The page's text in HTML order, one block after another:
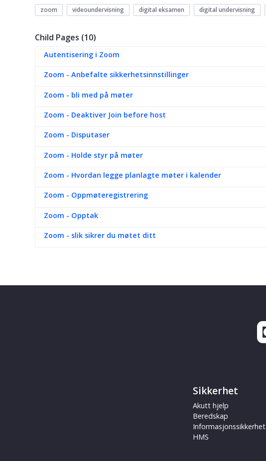
zoom videoundervisning digital eksamen digital undervisning
Child Pages (10)
Autentisering i Zoom
Zoom - Anbefalte sikkerhetsinnstillinger
Zoom - bli med på møter
Zoom - Deaktiver Join before host
Zoom - Disputaser
Zoom - Holde styr på møter
Zoom - Hvordan legge planlagte møter i kalender
Zoom - Oppmøteregistrering
Zoom - Opptak
Zoom - slik sikrer du møtet ditt
Sikkerhet
Akutt hjelp
Beredskap
Informasjonssikkerhet
HMS